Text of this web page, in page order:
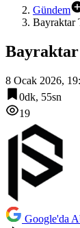
Gündem
Bayraktar
Bayraktar
8 Ocak 2026,
0dk, 55sn
19
Google'da